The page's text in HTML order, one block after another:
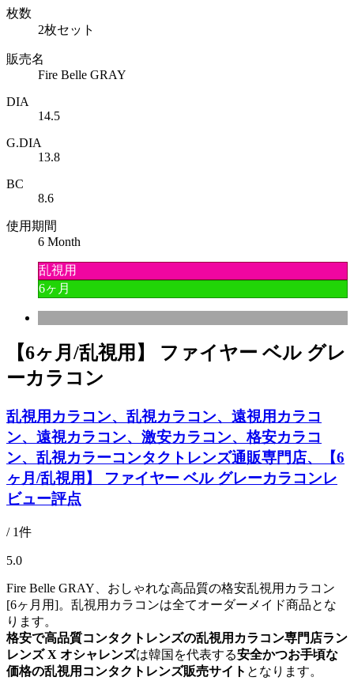
枚数
2枚セット
販売名
Fire Belle GRAY
DIA
14.5
G.DIA
13.8
BC
8.6
使用期間
6 Month
乱視用
6ヶ月
【6ヶ月/乱視用】 ファイヤー ベル グレ
ーカラコン
乱視用カラコン、乱視カラコン、遠視用カラコ
ン、遠視カラコン、激安カラコン、格安カラコ
ン、乱視カラーコンタクトレンズ通販専門店、【6
ヶ月/乱視用】 ファイヤー ベル グレーカラコンレ
ビュー評点
/ 1件
5.0
Fire Belle GRAY、おしゃれな高品質の格安乱視用カラコン
[6ヶ月用]。乱視用カラコンは全てオーダーメイド商品とな
ります。
格安で高品質コンタクトレンズの乱視用カラコン専門店ラン
レンズ X オシャレンズは韓国を代表する安全かつお手頃な
価格の乱視用コンタクトレンズ販売サイト となります。